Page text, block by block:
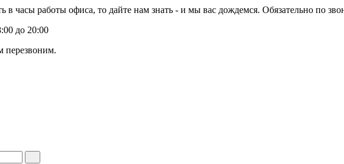
часы работы офиса, то дайте нам знать - и мы вас дождемся. Обязательно по
до 20:00
перезвоним.